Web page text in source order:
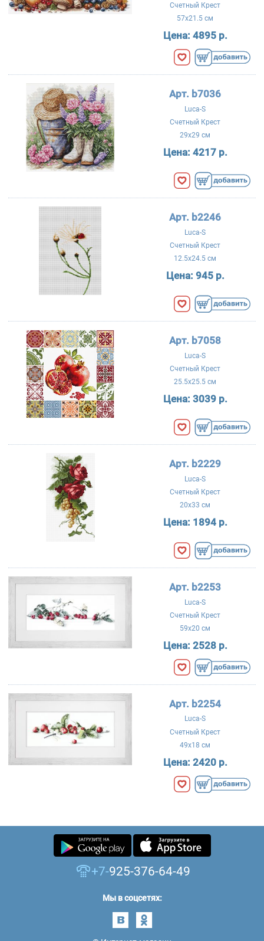
Счетный Крест
57x21.5 см
Цена: 4895 р.
Арт. b7036
Luca-S
Счетный Крест
29x29 см
Цена: 4217 р.
Арт. b2246
Luca-S
Счетный Крест
12.5x24.5 см
Цена: 945 р.
Арт. b7058
Luca-S
Счетный Крест
25.5x25.5 см
Цена: 3039 р.
Арт. b2229
Luca-S
Счетный Крест
20x33 см
Цена: 1894 р.
Арт. b2253
Luca-S
Счетный Крест
59x20 см
Цена: 2528 р.
Арт. b2254
Luca-S
Счетный Крест
49x18 см
Цена: 2420 р.
+7-925-376-64-49
Мы в соцсетях: